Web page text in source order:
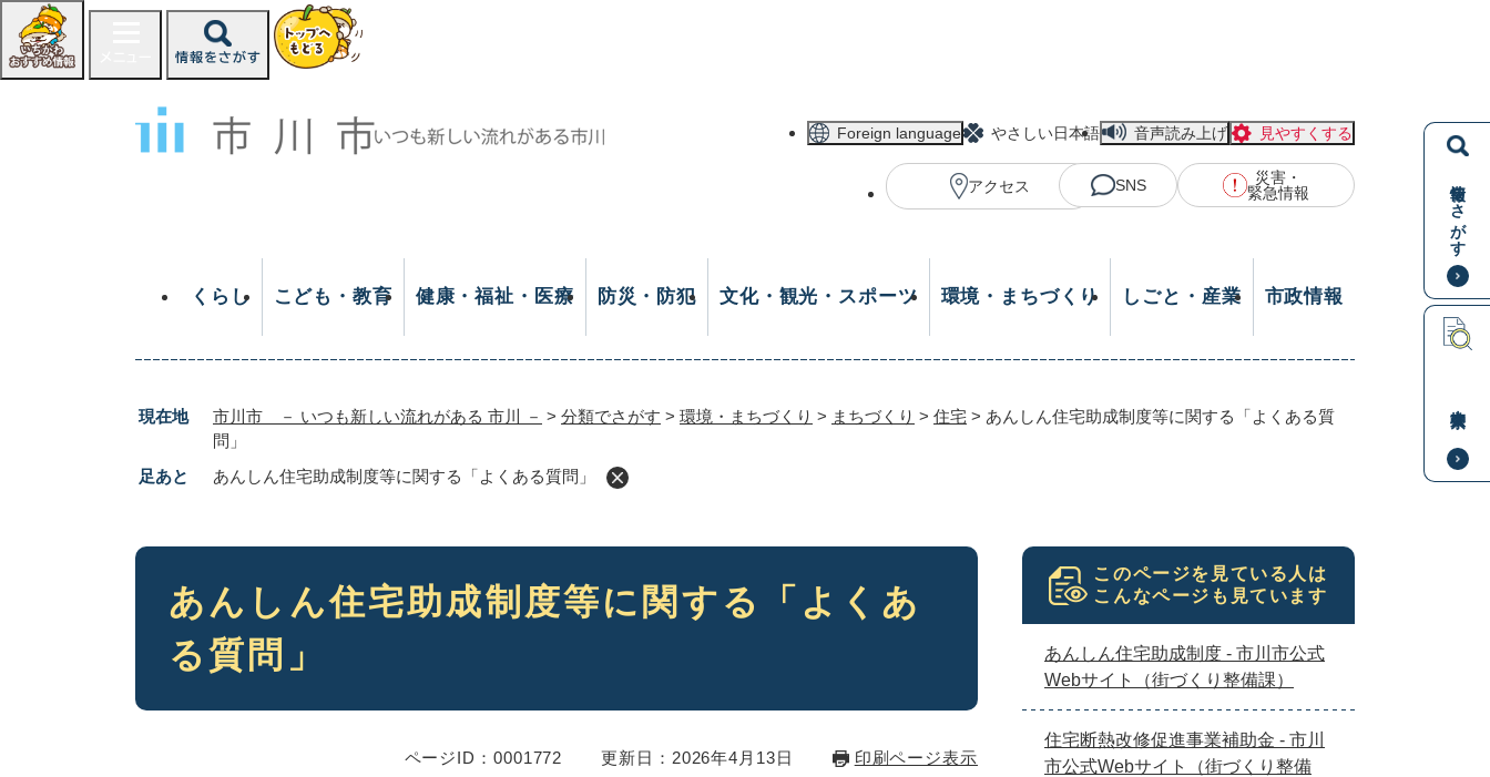
ジ
情報をさがす
Foreign language やさしい日本語 音声読み上げ 見やすくする
アクセス SNS
災害・
緊急情報
くらし こども・教育 健康・福祉・医療 防災・防犯 文化・観光・スポーツ 環境・まちづくり しごと・産業 市政情報
現在地 市川市 － いつも新しい流れがある 市川 － > 分類でさがす > 環境・まちづくり > まちづくり > 住宅 > あんしん住宅助成制度等に関する「よくある質
問」
足あと
あんしん住宅助成制度等に関する「よくある質問」
本
あんしん住宅助成制度等に関する「よくあ
る質問」
ページID：0001772 更新日：2026年4月13日 印刷ページ表示
このページを見ている人は
こんなページも見ています
あんしん住宅助成制度 - 市川市公式
Webサイト（街づくり整備課）
住宅断熱改修促進事業補助金 - 市川
市公式Webサイト（街づくり整備